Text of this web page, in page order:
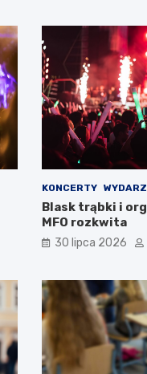
KONCERTY
Blask trąbki i
MFO rozkwita
30 lipca 2026